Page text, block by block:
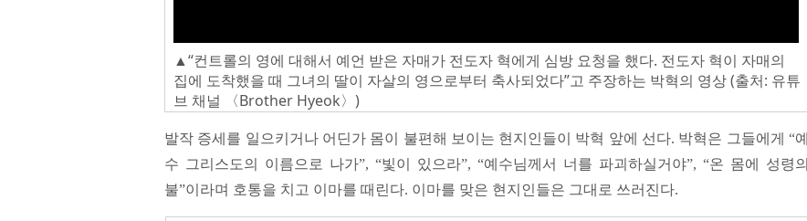
▲“컨트롤의 영에 대해서 예언 받은 자매가 전도자 혁에게 심방 요청을 했다. 전도자 혁이 자매의
집에 도착했을 때 그녀의 딸이 자살의 영으로부터 축사되었다”고 주장하는 박혁의 영상 (출처: 유튜
브 채널 〈Brother Hyeok〉)
발작 증세를 일으키거나 어딘가 몸이 불편해 보이는 현지인들이 박혁 앞에 선다. 박혁은 그들에게 “예
수 그리스도의 이름으로 나가”, “빛이 있으라”, “예수님께서 너를 파괴하실거야”, “온 몸에 성령의
불”이라며 호통을 치고 이마를 때린다. 이마를 맞은 현지인들은 그대로 쓰러진다.